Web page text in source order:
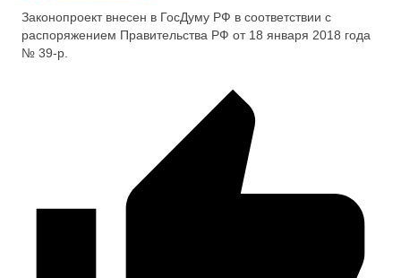
Законопроект внесен в ГосДуму РФ в соответствии с
распоряжением Правительства РФ от 18 января 2018 года
№ 39-р.